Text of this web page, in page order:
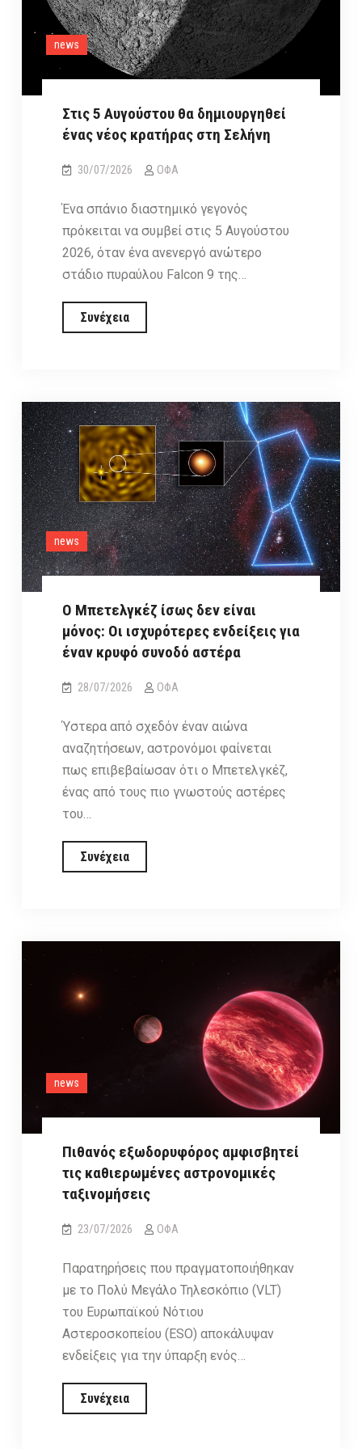
news
Στις 5 Αυγούστου θα δημιουργηθεί
ένας νέος κρατήρας στη Σελήνη
30/07/2026 ΟΦΑ
Ένα σπάνιο διαστημικό γεγονός
πρόκειται να συμβεί στις 5 Αυγούστου
2026, όταν ένα ανενεργό ανώτερο
στάδιο πυραύλου Falcon 9 της…
ΣυνέχειαΣτις
δημιουργηθεί
ένας
νέος
κρατήρας
στη
Σελήνη
news
Ο Μπετελγκέζ ίσως δεν είναι
μόνος: Οι ισχυρότερες ενδείξεις για
έναν κρυφό συνοδό αστέρα
28/07/2026 ΟΦΑ
Ύστερα από σχεδόν έναν αιώνα
αναζητήσεων, αστρονόμοι φαίνεται
πως επιβεβαίωσαν ότι ο Μπετελγκέζ,
ένας από τους πιο γνωστούς αστέρες
του…
ΣυνέχειαΟ
Μπετελγκέζ
είναι
μόνος:
ενδείξεις
έναν
συνοδό
news
Πιθανός εξωδορυφόρος αμφισβητεί
τις καθιερωμένες αστρονομικές
ταξινομήσεις
23/07/2026 ΟΦΑ
Παρατηρήσεις που πραγματοποιήθηκαν
με το Πολύ Μεγάλο Τηλεσκόπιο (VLT)
του Ευρωπαϊκού Νότιου
Αστεροσκοπείου (ESO) αποκάλυψαν
ενδείξεις για την ύπαρξη ενός…
ΣυνέχειαΠιθανός
εξωδορυφόρος